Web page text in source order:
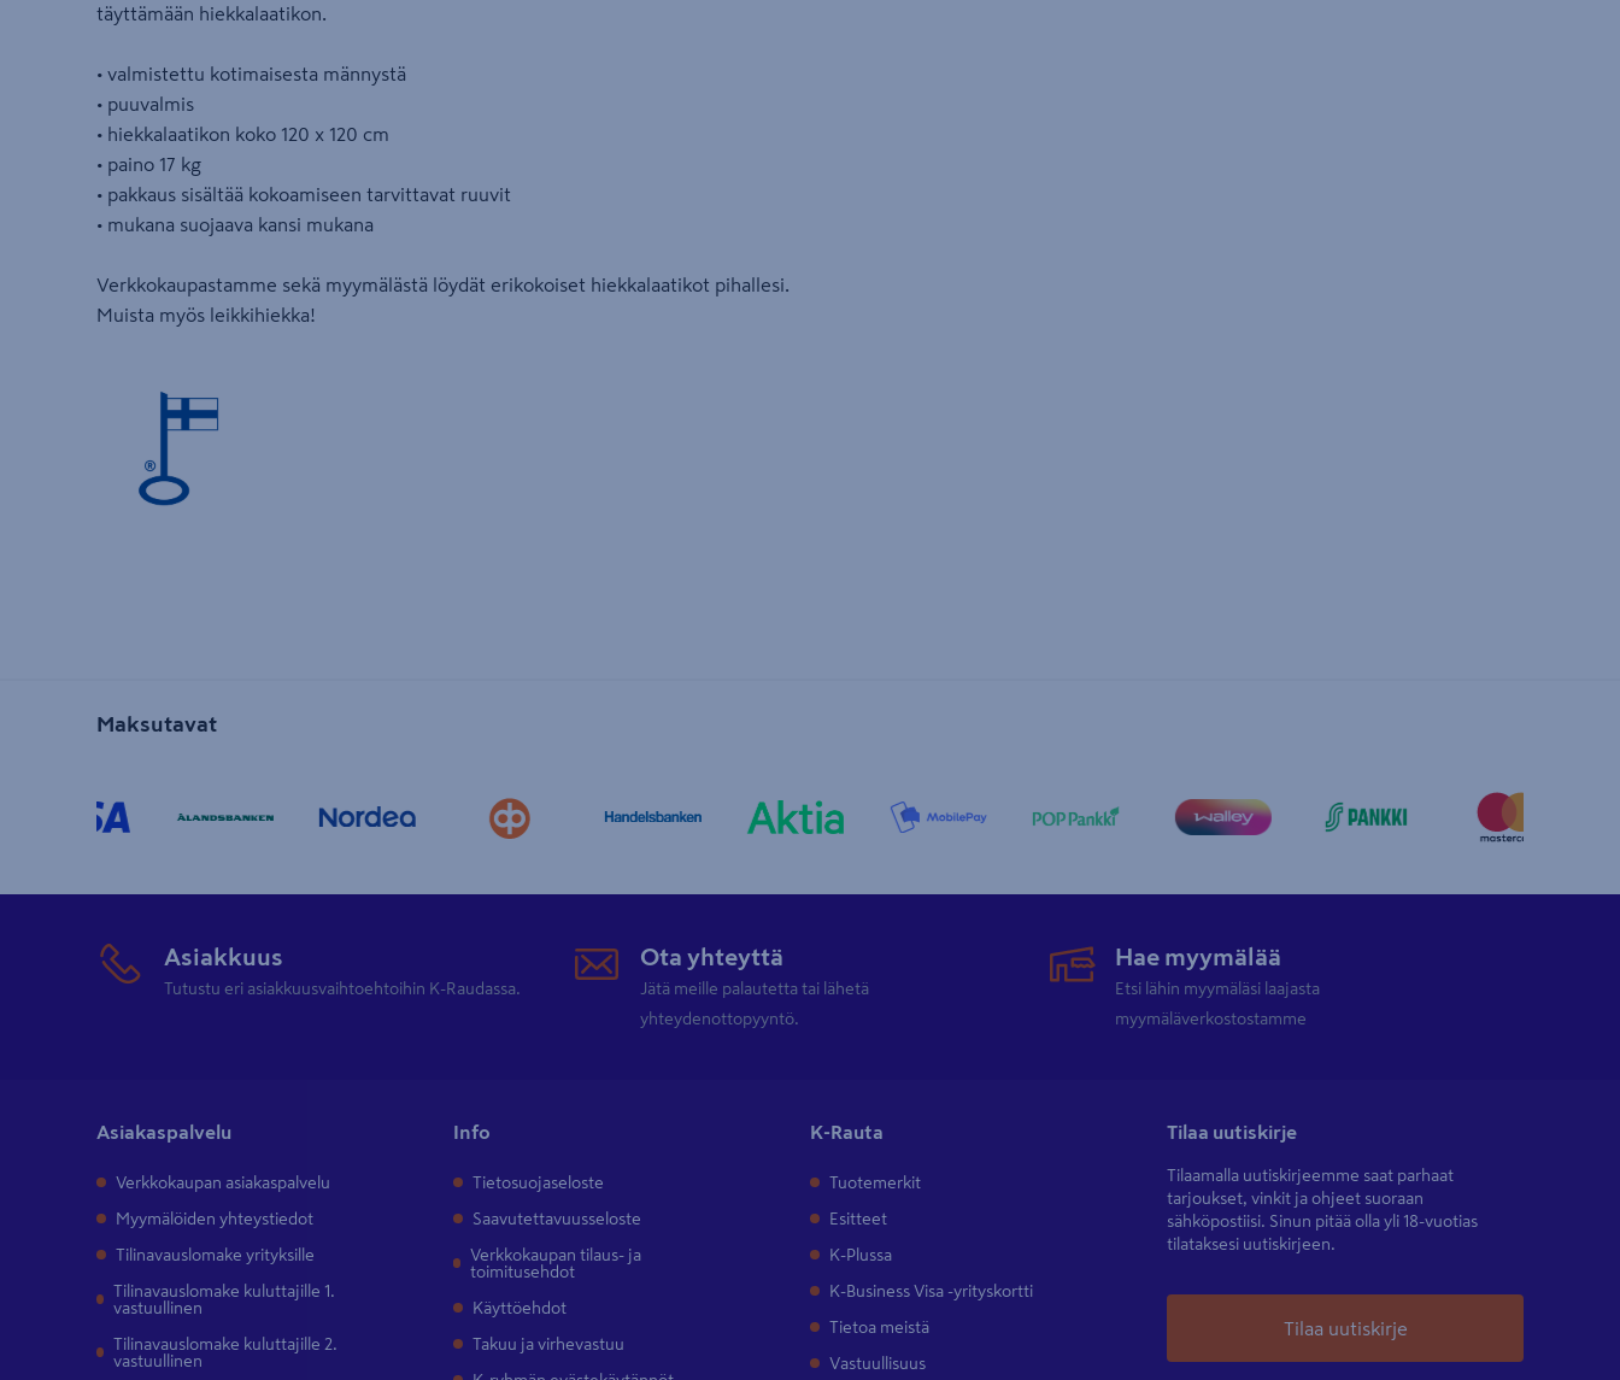
täyttämään hiekkalaatikon.
• valmistettu kotimaisesta männystä
• puuvalmis
• hiekkalaatikon koko 120 x 120 cm
• paino 17 kg
• pakkaus sisältää kokoamiseen tarvittavat ruuvit
• mukana suojaava kansi mukana
Verkkokaupastamme sekä myymälästä löydät erikokoiset hiekkalaatikot pihallesi.
Muista myös leikkihiekka!
Maksutavat
Asiakkuus
Tutustu eri asiakkuusvaihtoehtoihin K-Raudassa.
Ota yhteyttä
Jätä meille palautetta tai lähetä
yhteydenottopyyntö.
Hae myymälää
Etsi lähin myymäläsi laajasta
myymäläverkostostamme
Asiakaspalvelu
Verkkokaupan asiakaspalvelu
Myymälöiden yhteystiedot
Tilinavauslomake yrityksille
Tilinavauslomake kuluttajille 1.
vastuullinen
Tilinavauslomake kuluttajille 2.
vastuullinen
Info
Tietosuojaseloste
Saavutettavuusseloste
Verkkokaupan tilaus- ja
toimitusehdot
Käyttöehdot
Takuu ja virhevastuu
K-Rauta
Tuotemerkit
Esitteet
K-Plussa
K-Business Visa -yrityskortti
Tietoa meistä
Vastuullisuus
Tilaa uutiskirje
Tilaamalla uutiskirjeemme saat parhaat
tarjoukset, vinkit ja ohjeet suoraan
sähköpostiisi. Sinun pitää olla yli 18-vuotias
tilataksesi uutiskirjeen.
Tilaa uutiskirje